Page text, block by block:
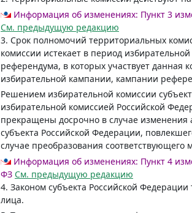
Информация об изменениях: Пункт 3
См. предыдущую редакцию
3. Срок полномочий территориальных
комиссии истекает в период
референдума, в которых участвует данная
избирательной кампании, кампании
Решением избирательной комиссии
избирательной комиссией Российской
прекращены досрочно в случае изменения
субъекта Российской Федерации,
случае преобразования соответствующего
Информация об изменениях: Пункт 4
ФЗ См. предыдущую редакцию
4. Законом субъекта Российской
лица.